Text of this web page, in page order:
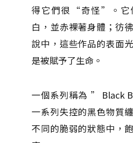
得它們很“奇怪”。它
白，並赤裸著身體；彷
說中，這些作品的表面
是被賦予了生命。
一個系列稱為 ” Black
一系列失控的黑色物質
不同的脆弱的狀態中，